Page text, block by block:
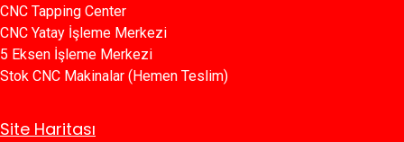
C​​NC Tapping Center
CNC Yatay İşleme Merkezi
5 Eksen İşleme Merkezi
Stok CNC Makinalar (Hemen Teslim)
Site Haritası